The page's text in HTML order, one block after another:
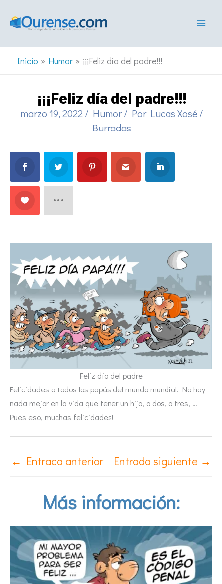
Inicio Humor ¡¡¡Feliz día del padre!!!
¡¡¡Feliz día del padre!!!
marzo 19, 2022 / Humor/ Por Lucas Xosé/
Burradas
Feliz día del padre
Felicidades a todos los papás del mundo mundial. No hay
nada mejor en la vida que tener un hijo, o dos, o tres, …
Pues eso, muchas felicidades!
← Entrada anterior Entrada siguiente →
Más información: